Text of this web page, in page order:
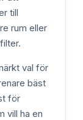
till
rum eller
val för
bäst
för
vill ha en